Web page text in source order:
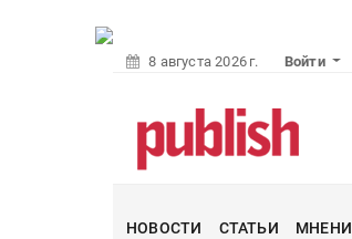
8 августа 2026 г. Войти
НОВОСТИ СТАТЬИ